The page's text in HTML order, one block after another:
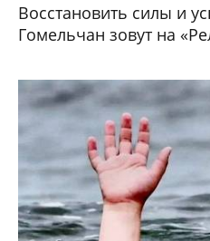
Восстановить силы и
Гомельчан зовут на